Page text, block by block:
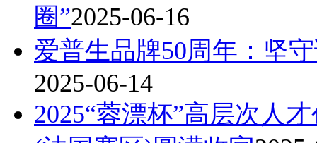
圈”2025-06-16
爱普生品牌50周年：坚
2025-06-14
2025“蓉漂杯”高层次人